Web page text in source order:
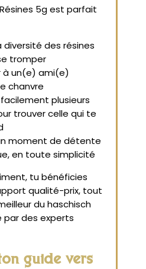
Résines 5g est parfait
diversité des résines
tromper
à un(e) ami(e)
chanvre
plusieurs
trouver celle qui te
moment de détente
en toute simplicité
tu bénéficies
qualité-prix, tout
du haschisch
par des experts
guide vers